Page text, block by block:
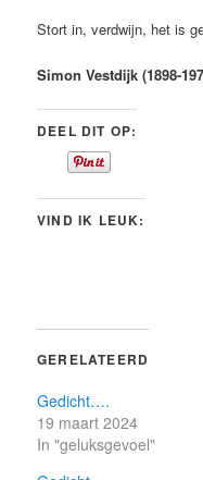
Stort in, verdwijn, het is
Simon Vestdijk (1898-
DEEL DIT OP:
VIND IK LEUK:
GERELATEERD
Gedicht….
19 maart 2024
In "geluksgevoel"